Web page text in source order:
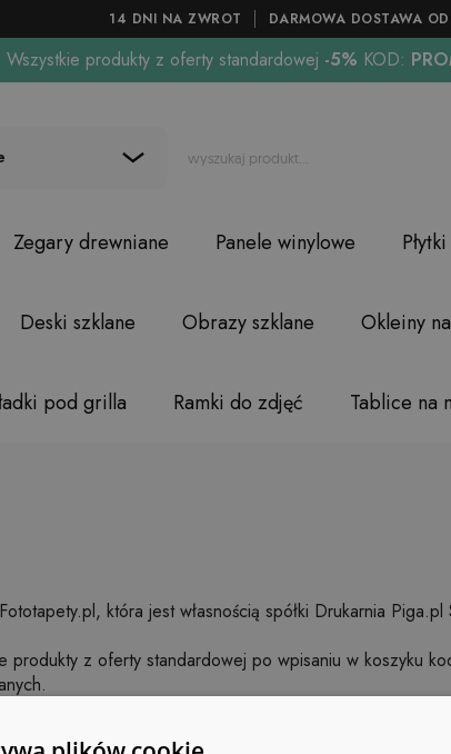
14 DNI NA ZWROT DARMOWA DOSTAWA
Wszystkie produkty z oferty standardowej -5% KOD:
Zegary drewniane Panele winylowe
Deski szklane Obrazy szklane Okleiny
pod grilla Ramki do zdjęć Tablice na
która jest własnością spółki Drukarnia
z oferty standardowej po wpisaniu w koszyku
do organizatora za pośrednictwem poczty